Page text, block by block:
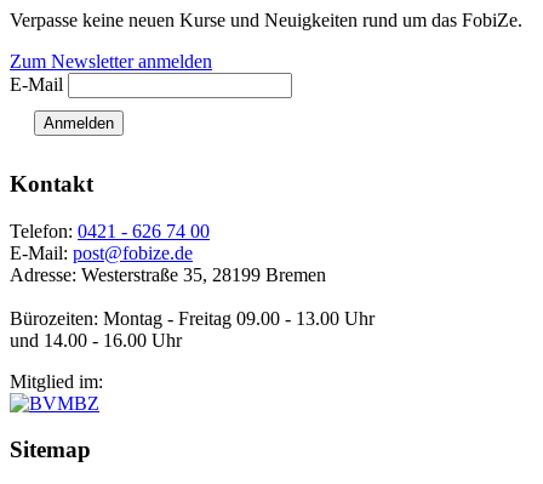
Verpasse keine neuen Kurse und Neuigkeiten rund um das FobiZe.
Zum Newsletter anmelden
E-Mail
Anmelden
Kontakt
Telefon: 0421 - 626 74 00
E-Mail: post@fobize.de
Adresse: Westerstraße 35, 28199 Bremen
Bürozeiten: Montag - Freitag 09.00 - 13.00 Uhr
und 14.00 - 16.00 Uhr
Mitglied im:
Sitemap